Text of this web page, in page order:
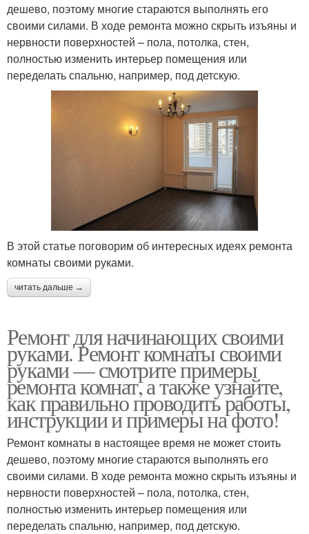
дешево, поэтому многие стараются выполнять его
своими силами. В ходе ремонта можно скрыть изъяны и
нервности поверхностей – пола, потолка, стен,
полностью изменить интерьер помещения или
переделать спальню, например, под детскую.
В этой статье поговорим об интересных идеях ремонта
комнаты своими руками.
читать дальше →
Ремонт для начинающих своими
руками. Ремонт комнаты своими
руками — смотрите примеры
ремонта комнат, а также узнайте,
как правильно проводить работы,
инструкции и примеры на фото!
Ремонт комнаты в настоящее время не может стоить
дешево, поэтому многие стараются выполнять его
своими силами. В ходе ремонта можно скрыть изъяны и
нервности поверхностей – пола, потолка, стен,
полностью изменить интерьер помещения или
переделать спальню, например, под детскую.